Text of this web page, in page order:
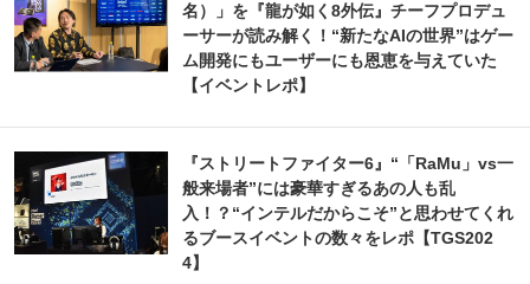
名）」を『龍が如く8外伝』チーフプロデュ
ーサーが読み解く！“新たなAIの世界”はゲー
ム開発にもユーザーにも恩恵を与えていた
【イベントレポ】
『ストリートファイター6』“「RaMu」vs一
般来場者”には豪華すぎるあの人も乱
入！？“インテルだからこそ”と思わせてくれ
るブースイベントの数々をレポ【TGS202
4】